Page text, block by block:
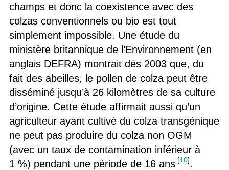
champs et donc la coexistence avec des
colzas conventionnels ou bio est tout
simplement impossible. Une étude du
ministère britannique de l’Environnement (en
anglais DEFRA) montrait dès 2003 que, du
fait des abeilles, le pollen de colza peut être
disséminé jusqu’à 26 kilomètres de sa culture
d’origine. Cette étude affirmait aussi qu’un
agriculteur ayant cultivé du colza transgénique
ne peut pas produire du colza non OGM
(avec un taux de contamination inférieur à
1 %) pendant une période de 16 ans [10].